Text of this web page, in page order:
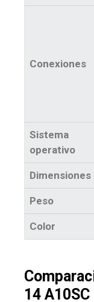
Conexiones
Sistema
operativo
Dimensiones
Peso
Color
14 A10SC